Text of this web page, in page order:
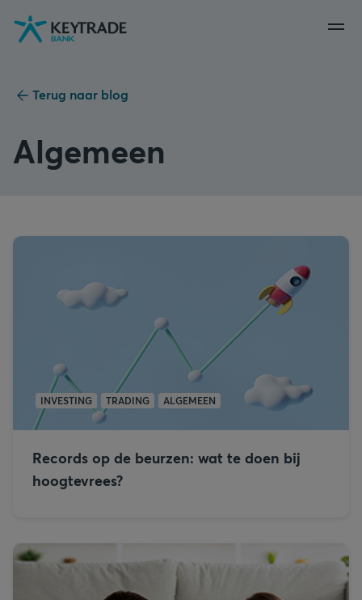
Naar
navigatie
Naar
aanmelden
Naar
inhoud
Terug naar blog
Algemeen
INVESTING TRADING ALGEMEEN
Records op de beurzen: wat te doen bij
hoogtevrees?